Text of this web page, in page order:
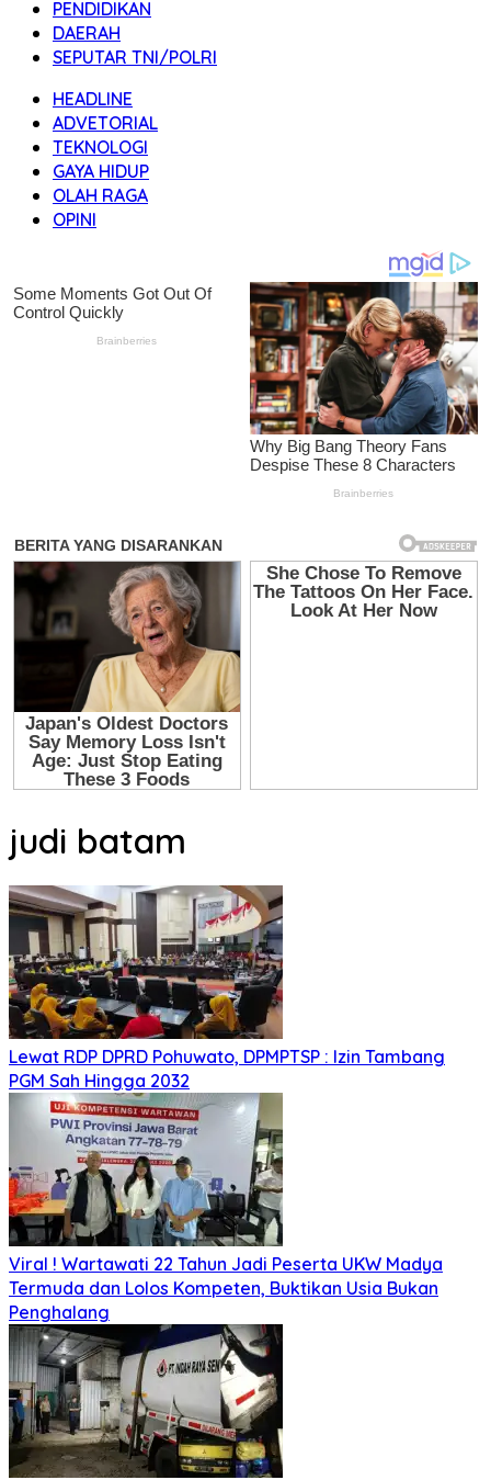
PENDIDIKAN
DAERAH
SEPUTAR TNI/POLRI
HEADLINE
ADVETORIAL
TEKNOLOGI
GAYA HIDUP
OLAH RAGA
OPINI
judi batam
Lewat RDP DPRD Pohuwato, DPMPTSP : Izin Tambang
PGM Sah Hingga 2032
Viral ! Wartawati 22 Tahun Jadi Peserta UKW Madya
Termuda dan Lolos Kompeten, Buktikan Usia Bukan
Penghalang